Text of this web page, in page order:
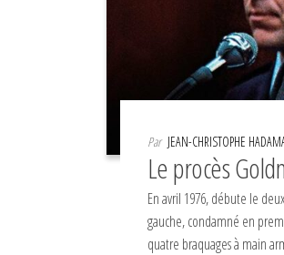
Par JEAN-CHRISTOPHE
Le procès
En avril 1976, débute le
gauche, condamné en
quatre braquages à main